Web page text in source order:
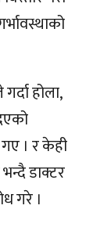
होला,
। र केही
डाक्टर
गरे ।